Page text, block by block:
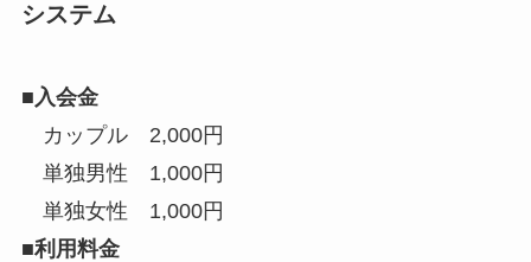
システム
■入会金
カップル 2,000円
単独男性 1,000円
単独女性 1,000円
■利用料金